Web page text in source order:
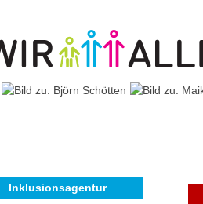
Inklusionsagentur